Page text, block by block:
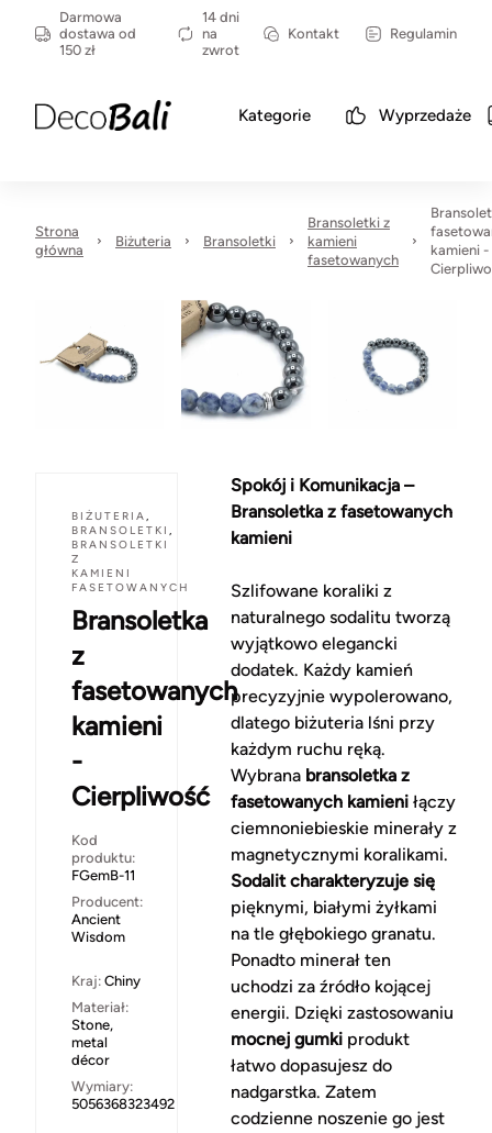
Darmowa
dostawa od
150 zł
14 dni
na
zwrot
Kontakt Regulamin
Kategorie Wyprzedaże
Strona
główna
Biżuteria Bransoletki
Bransoletki z
kamieni
fasetowanych
kamieni -
BIŻUTERIA,
BRANSOLETKI ,
BRANSOLETKI
Z
KAMIENI
FASETOWANYCH
Bransoletka
z
fasetowanych
kamieni
-
Cierpliwość
Kod
produktu:
FGemB-11
Producent:
Ancient
Wisdom
Kraj: Chiny
Materiał:
Stone,
metal
décor
Wymiary:
5056368323492
Spokój i Komunikacja –
Bransoletka z fasetowanych
kamieni
Szlifowane koraliki z
naturalnego sodalitu tworzą
wyjątkowo elegancki
dodatek. Każdy kamień
precyzyjnie wypolerowano,
dlatego biżuteria lśni przy
każdym ruchu ręką.
Wybrana bransoletka z
fasetowanych kamieniłączy
ciemnoniebieskie minerały z
magnetycznymi koralikami.
Sodalit charakteryzuje się
pięknymi, białymi żyłkami
na tle głębokiego granatu.
Ponadto minerał ten
uchodzi za źródło kojącej
energii. Dzięki zastosowaniu
mocnej gumkiprodukt
łatwo dopasujesz do
nadgarstka. Zatem
codzienne noszenie go jest